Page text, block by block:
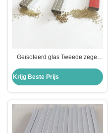
Geïsoleerd glas Tweede zegel
Sealant met 0,005MM Tolerantie
Krijg Beste Prijs